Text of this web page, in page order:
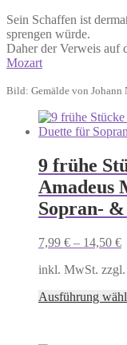
Sein Schaffen ist
sprengen würde.
Daher der Verweis auf
Mozart
Bild: Gemälde von Johann
9 frühe
Amadeus
Sopran-
7,99 € – 14,50 €
inkl. MwSt. zzgl.
Ausführung